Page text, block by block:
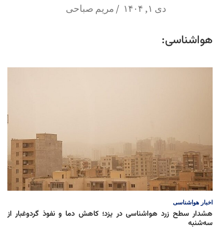
دی ۱, ۱۴۰۴ مریم صباحی
هواشناسی:
اخبار هواشناسی
هشدار سطح زرد هواشناسی در یزد؛ کاهش دما و نفوذ گردوغبار از
سه‌شنبه